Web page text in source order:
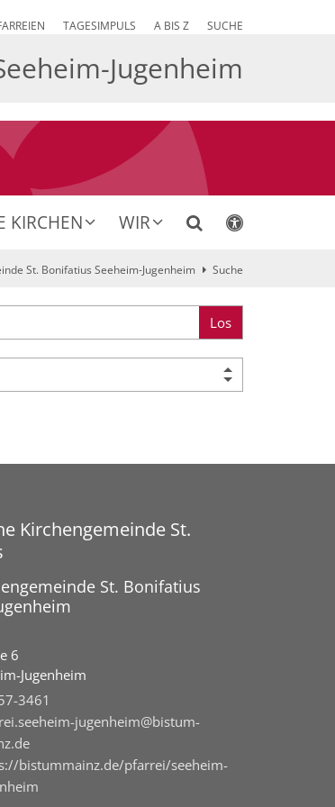
TAGESIMPULS A BIS Z SUCHE
Jugenheim
KIRCHEN WIR
St. Bonifatius Seeheim-Jugenheim Suche
Los
Kirchengemeinde St.
St. Bonifatius
6
Jugenheim
3461
jugenheim@bistum-
bistummainz.de/pfarrei/seeheim-